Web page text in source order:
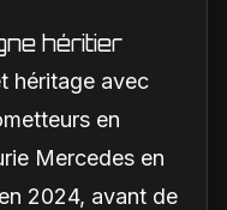
héritier
héritage avec
en
Mercedes en
2024, avant de